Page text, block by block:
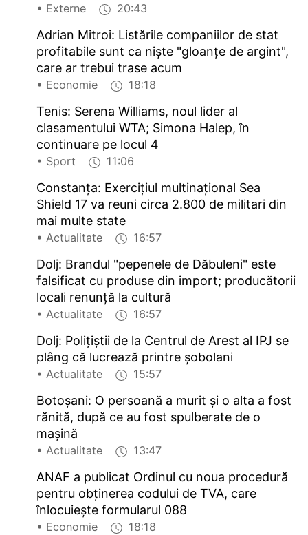
• Externe 20:43
Adrian Mitroi: Listările companiilor de stat
profitabile sunt ca niște "gloanțe de argint",
care ar trebui trase acum
• Economie 18:18
Tenis: Serena Williams, noul lider al
clasamentului WTA; Simona Halep, în
continuare pe locul 4
• Sport 11:06
Constanța: Exercițiul multinațional Sea
Shield 17 va reuni circa 2.800 de militari din
mai multe state
• Actualitate 16:57
Dolj: Brandul "pepenele de Dăbuleni" este
falsificat cu produse din import; producătorii
locali renunță la cultură
• Actualitate 16:57
Dolj: Polițiștii de la Centrul de Arest al IPJ se
plâng că lucrează printre șobolani
• Actualitate 15:57
Botoșani: O persoană a murit și o alta a fost
rănită, după ce au fost spulberate de o
mașină
• Actualitate 13:47
ANAF a publicat Ordinul cu noua procedură
pentru obținerea codului de TVA, care
înlocuiește formularul 088
• Economie 18:18